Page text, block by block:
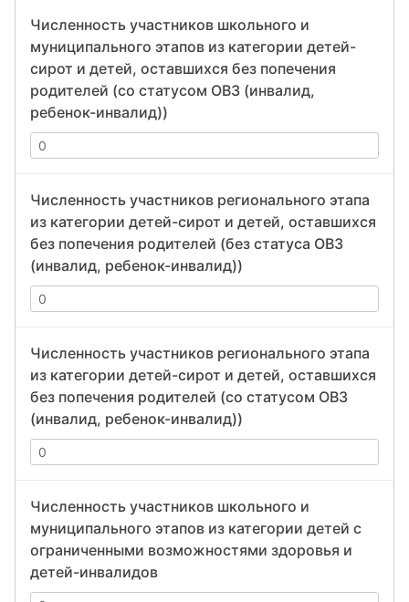
Численность участников школьного и
муниципального этапов из категории детей-
сирот и детей, оставшихся без попечения
родителей (со статусом ОВЗ (инвалид,
ребенок-инвалид))
Численность участников регионального этапа
из категории детей-сирот и детей, оставшихся
без попечения родителей (без статуса ОВЗ
(инвалид, ребенок-инвалид))
Численность участников регионального этапа
из категории детей-сирот и детей, оставшихся
без попечения родителей (со статусом ОВЗ
(инвалид, ребенок-инвалид))
Численность участников школьного и
муниципального этапов из категории детей с
ограниченными возможностями здоровья и
детей-инвалидов